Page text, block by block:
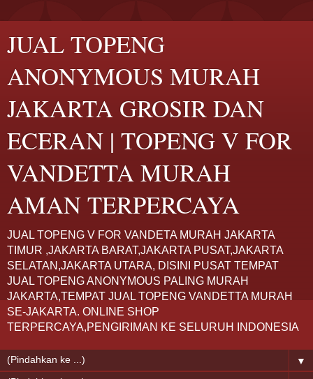
JUAL TOPENG
ANONYMOUS MURAH
JAKARTA GROSIR DAN
ECERAN | TOPENG V FOR
VANDETTA MURAH
AMAN TERPERCAYA
JUAL TOPENG V FOR VANDETA MURAH JAKARTA
TIMUR ,JAKARTA BARAT,JAKARTA PUSAT,JAKARTA
SELATAN,JAKARTA UTARA, DISINI PUSAT TEMPAT
JUAL TOPENG ANONYMOUS PALING MURAH
JAKARTA,TEMPAT JUAL TOPENG VANDETTA MURAH
SE-JAKARTA. ONLINE SHOP
TERPERCAYA,PENGIRIMAN KE SELURUH INDONESIA
▼